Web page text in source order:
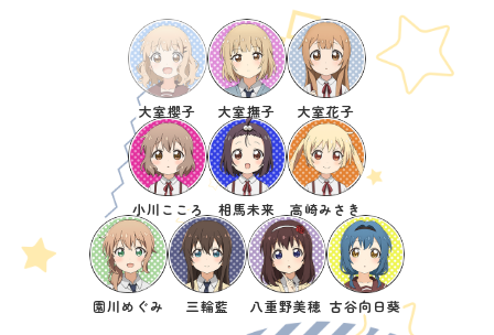
大室櫻子 大室撫子 大室花子
小川こころ 相馬未来 高崎みさき
園川めぐみ 三輪藍 八重野美穂 古谷向日葵